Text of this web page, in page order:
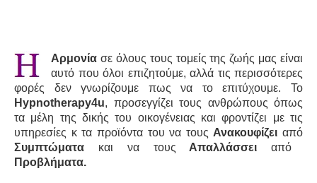
Αρμονία σε όλους τους τομείς της ζωής μας είναι
αυτό που όλοι επιζητούμε, αλλά τις περισσότερες
φορές δεν γνωρίζουμε πως να το επιτύχουμε. Το
Hypnotherapy4u, προσεγγίζει τους ανθρώπους όπως
τα μέλη της δικής του οικογένειας και φροντίζει με τις
υπηρεσίες κ τα προϊόντα του να τους Ανακουφίζει από
Συμπτώματα και να τους Απαλλάσσειαπό
Προβλήματα.